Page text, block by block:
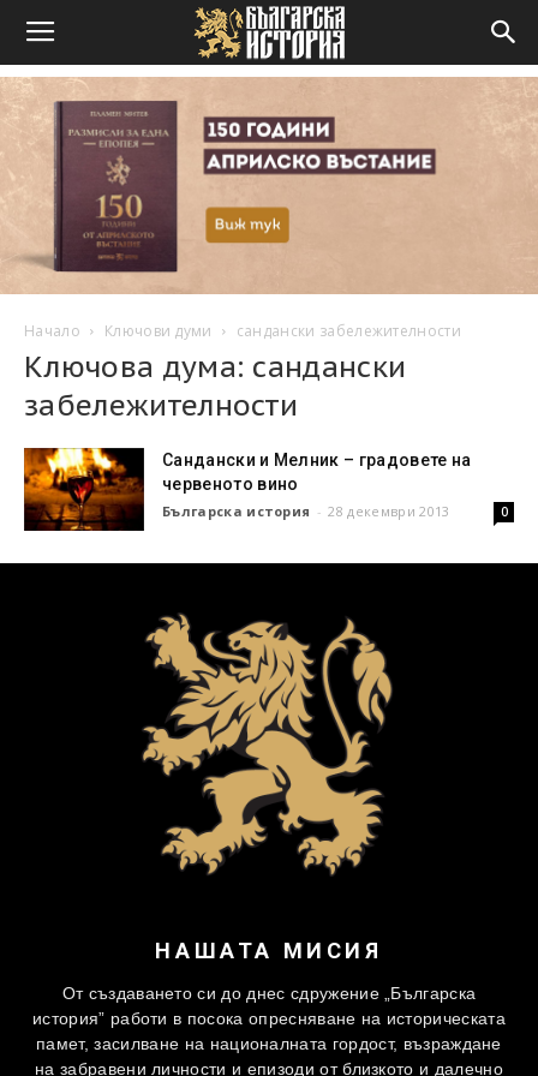
Начало Ключови думи сандански забележителности
Ключова дума: сандански
забележителности
Сандански и Мелник – градовете на
червеното вино
Българска история - 28 декември 2013 0
НАШАТА МИСИЯ
От създаването си до днес сдружение „Българска
история” работи в посока опресняване на историческата
памет, засилване на националната гордост, възраждане
на забравени личности и епизоди от близкото и далечно